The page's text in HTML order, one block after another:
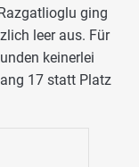
ging
leer aus. Für
keinerlei
17 statt Platz